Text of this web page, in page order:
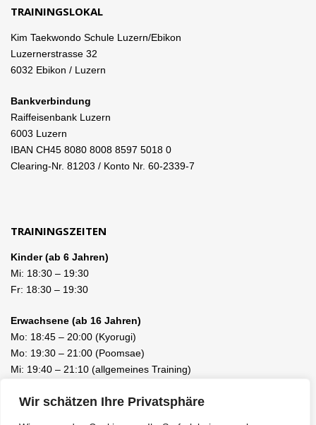
Wir schätzen Ihre Privatsphäre
TRAININGSLOKAL
Kim Taekwondo Schule Luzern/Ebikon
Luzernerstrasse 32
6032 Ebikon / Luzern
Bankverbindung
Raiffeisenbank Luzern
6003 Luzern
IBAN CH45 8080 8008 8597 5018 0
Clearing-Nr. 81203 / Konto Nr. 60-2339-7
TRAININGSZEITEN
Kinder (ab 6 Jahren)
Mi: 18:30 – 19:30
Fr: 18:30 – 19:30
Erwachsene (ab 16 Jahren)
Mo: 18:45 – 20:00 (Kyorugi)
Mo: 19:30 – 21:00 (Poomsae)
Mi: 19:40 – 21:10 (allgemeines Training)